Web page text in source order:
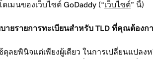
มนของเว็บไซต์ GoDaddy (“เว็บไซต์” นี้)
ายรายการทะเบียนสำหรับ TLD ที่คุณต้องก
ลยพินิจแต่เพียงผู้เดียว ในการเปลี่ยนแป